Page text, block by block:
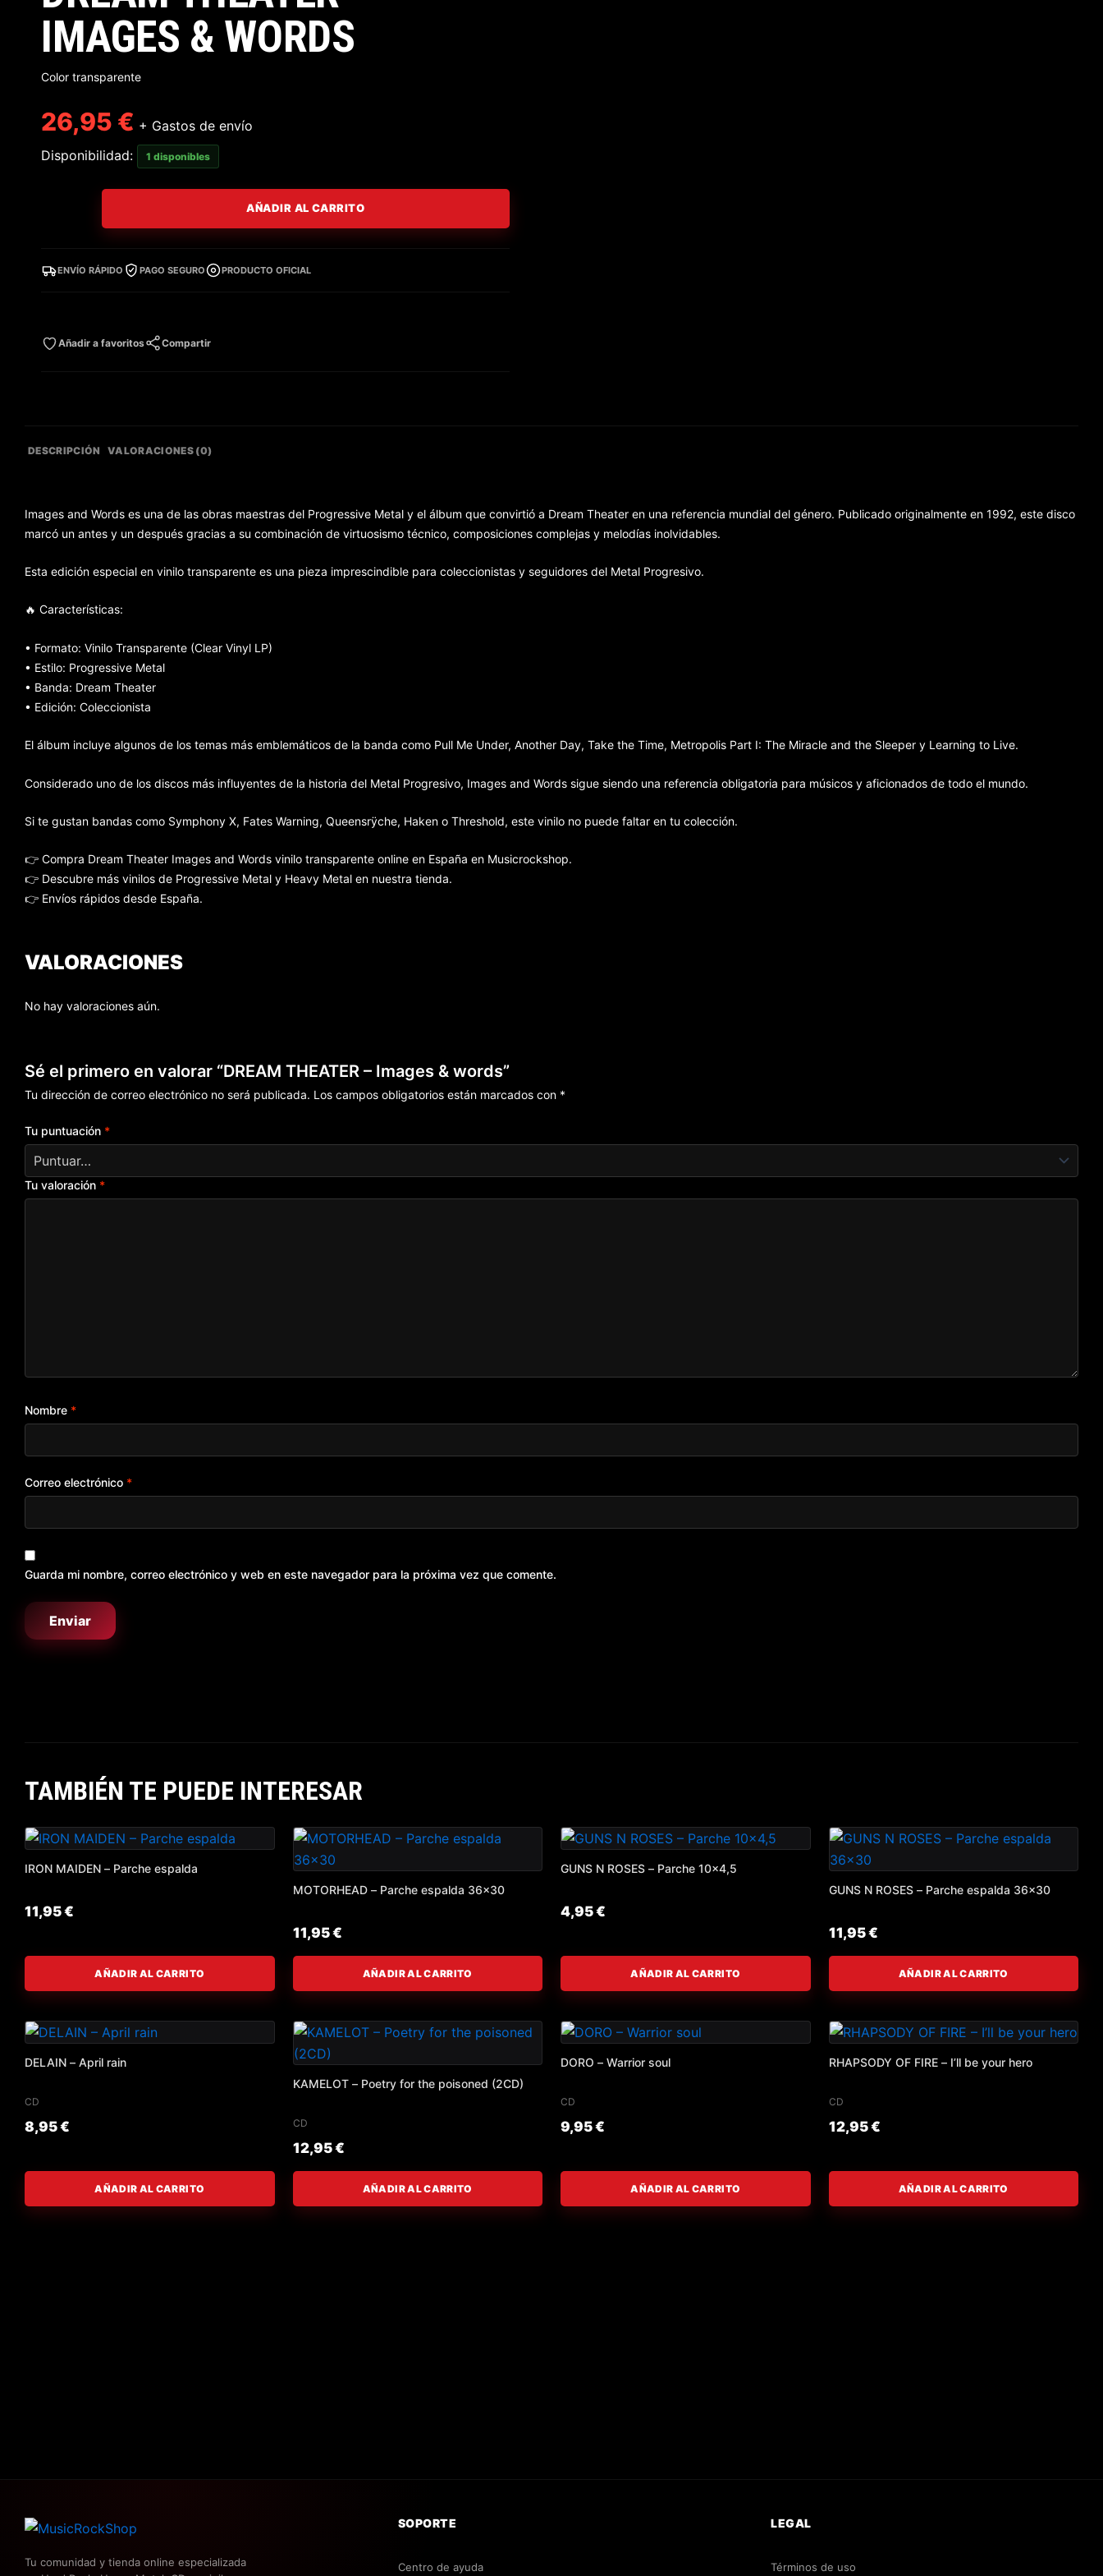
IMAGES & WORDS
Color transparente
26,95 € + Gastos de envío
Disponibilidad:
1 disponibles
AÑADIR AL CARRITO
ENVÍO RÁPIDO PAGO SEGURO PRODUCTO OFICIAL
Añadir a favoritos Compartir
DESCRIPCIÓN VALORACIONES (0)
Images and Words es una de las obras maestras del Progressive Metal y el álbum que convirtió a Dream Theater en una referencia mundial del género. Publicado originalmente en 1992, este disco
marcó un antes y un después gracias a su combinación de virtuosismo técnico, composiciones complejas y melodías inolvidables.
Esta edición especial en vinilo transparente es una pieza imprescindible para coleccionistas y seguidores del Metal Progresivo.
🔥 Características:
• Formato: Vinilo Transparente (Clear Vinyl LP)
• Estilo: Progressive Metal
• Banda: Dream Theater
• Edición: Coleccionista
El álbum incluye algunos de los temas más emblemáticos de la banda como Pull Me Under, Another Day, Take the Time, Metropolis Part I: The Miracle and the Sleeper y Learning to Live.
Considerado uno de los discos más influyentes de la historia del Metal Progresivo, Images and Words sigue siendo una referencia obligatoria para músicos y aficionados de todo el mundo.
Si te gustan bandas como Symphony X, Fates Warning, Queensrÿche, Haken o Threshold, este vinilo no puede faltar en tu colección.
👉 Compra Dream Theater Images and Words vinilo transparente online en España en Musicrockshop.
👉 Descubre más vinilos de Progressive Metal y Heavy Metal en nuestra tienda.
👉 Envíos rápidos desde España.
VALORACIONES
No hay valoraciones aún.
Sé el primero en valorar “DREAM THEATER – Images & words”
Tu dirección de correo electrónico no será publicada. Los campos obligatorios están marcados con *
Tu puntuación *
Tu valoración *
Nombre *
Correo electrónico *
Guarda mi nombre, correo electrónico y web en este navegador para la próxima vez que comente.
TAMBIÉN TE PUEDE INTERESAR
IRON MAIDEN – Parche espalda
11,95€
AÑADIR AL CARRITO
MOTORHEAD – Parche espalda 36×30
11,95€
AÑADIR AL CARRITO
GUNS N ROSES – Parche 10×4,5
4,95€
AÑADIR AL CARRITO
GUNS N ROSES – Parche espalda 36×30
11,95€
AÑADIR AL CARRITO
DELAIN – April rain
CD
8,95€
AÑADIR AL CARRITO
KAMELOT – Poetry for the poisoned (2CD)
CD
12,95€
AÑADIR AL CARRITO
DORO – Warrior soul
CD
9,95€
AÑADIR AL CARRITO
RHAPSODY OF FIRE – I’ll be your hero
CD
12,95€
AÑADIR AL CARRITO
Tu comunidad y tienda online especializada
SOPORTE
Centro de ayuda
LEGAL
Términos de uso